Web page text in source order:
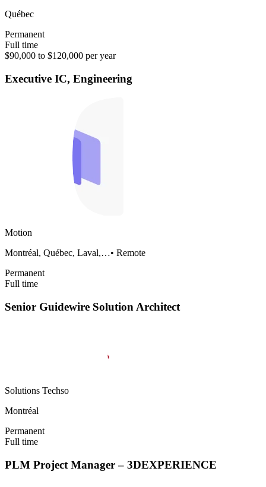
Québec
Permanent
Full time
$90,000 to $120,000 per year
Executive IC, Engineering
Motion
Montréal, Québec, Laval,…• Remote
Permanent
Full time
Senior Guidewire Solution Architect
Solutions Techso
Montréal
Permanent
Full time
PLM Project Manager – 3DEXPERIENCE